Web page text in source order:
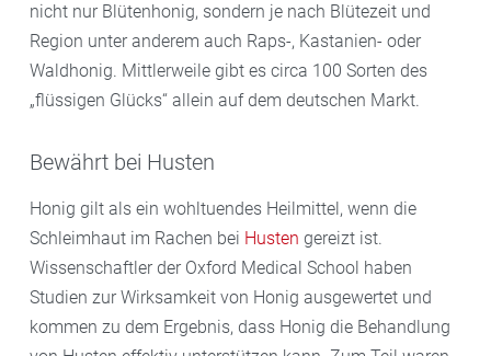
nicht nur Blütenhonig, sondern je nach Blütezeit und
Region unter anderem auch Raps-, Kastanien- oder
Waldhonig. Mittlerweile gibt es circa 100 Sorten des
„flüssigen Glücks“ allein auf dem deutschen Markt.
Bewährt bei Husten
Honig gilt als ein wohltuendes Heilmittel, wenn die
Schleimhaut im Rachen bei Husten gereizt ist.
Wissenschaftler der Oxford Medical School haben
Studien zur Wirksamkeit von Honig ausgewertet und
kommen zu dem Ergebnis, dass Honig die Behandlung